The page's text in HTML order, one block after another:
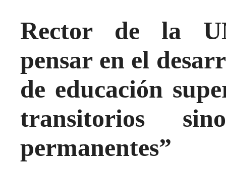
Rector de la
pensar en el
de educación
transitorios
permanentes”